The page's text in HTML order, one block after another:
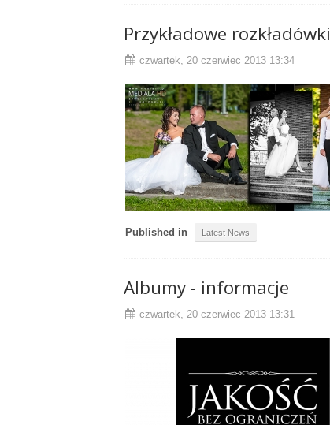
Przykładowe rozkładówki
czwartek, 20 czerwiec 2013 13:34
Published in Latest News
Albumy - informacje
czwartek, 20 czerwiec 2013 13:31